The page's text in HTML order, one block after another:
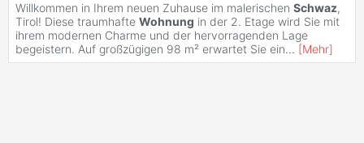
Willkommen in Ihrem neuen Zuhause im malerischen Schwaz,
Tirol! Diese traumhafte Wohnung in der 2. Etage wird Sie mit
ihrem modernen Charme und der hervorragenden Lage
begeistern. Auf großzügigen 98 m² erwartet Sie ein... [Mehr]